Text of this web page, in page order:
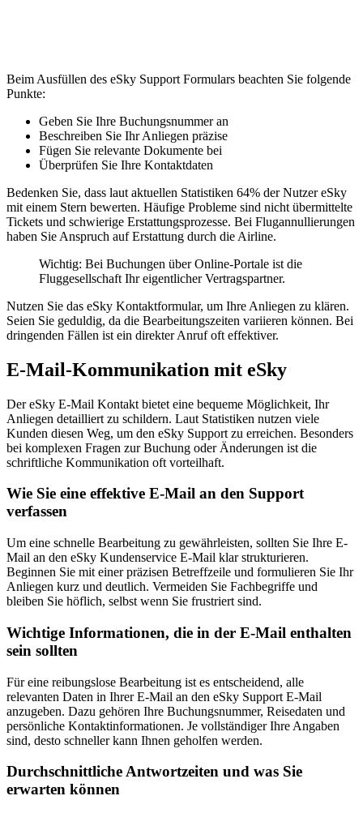
Beim Ausfüllen des eSky Support Formulars beachten Sie folgende
Punkte:
Geben Sie Ihre Buchungsnummer an
Beschreiben Sie Ihr Anliegen präzise
Fügen Sie relevante Dokumente bei
Überprüfen Sie Ihre Kontaktdaten
Bedenken Sie, dass laut aktuellen Statistiken 64% der Nutzer eSky
mit einem Stern bewerten. Häufige Probleme sind nicht übermittelte
Tickets und schwierige Erstattungsprozesse. Bei Flugannullierungen
haben Sie Anspruch auf Erstattung durch die Airline.
Wichtig: Bei Buchungen über Online-Portale ist die
Fluggesellschaft Ihr eigentlicher Vertragspartner.
Nutzen Sie das eSky Kontaktformular, um Ihre Anliegen zu klären.
Seien Sie geduldig, da die Bearbeitungszeiten variieren können. Bei
dringenden Fällen ist ein direkter Anruf oft effektiver.
E-Mail-Kommunikation mit eSky
Der eSky E-Mail Kontakt bietet eine bequeme Möglichkeit, Ihr
Anliegen detailliert zu schildern. Laut Statistiken nutzen viele
Kunden diesen Weg, um den eSky Support zu erreichen. Besonders
bei komplexen Fragen zur Buchung oder Änderungen ist die
schriftliche Kommunikation oft vorteilhaft.
Wie Sie eine effektive E-Mail an den Support
verfassen
Um eine schnelle Bearbeitung zu gewährleisten, sollten Sie Ihre E-
Mail an den eSky Kundenservice E-Mail klar strukturieren.
Beginnen Sie mit einer präzisen Betreffzeile und formulieren Sie Ihr
Anliegen kurz und deutlich. Vermeiden Sie Fachbegriffe und
bleiben Sie höflich, selbst wenn Sie frustriert sind.
Wichtige Informationen, die in der E-Mail enthalten
sein sollten
Für eine reibungslose Bearbeitung ist es entscheidend, alle
relevanten Daten in Ihrer E-Mail an den eSky Support E-Mail
anzugeben. Dazu gehören Ihre Buchungsnummer, Reisedaten und
persönliche Kontaktinformationen. Je vollständiger Ihre Angaben
sind, desto schneller kann Ihnen geholfen werden.
Durchschnittliche Antwortzeiten und was Sie
erwarten können